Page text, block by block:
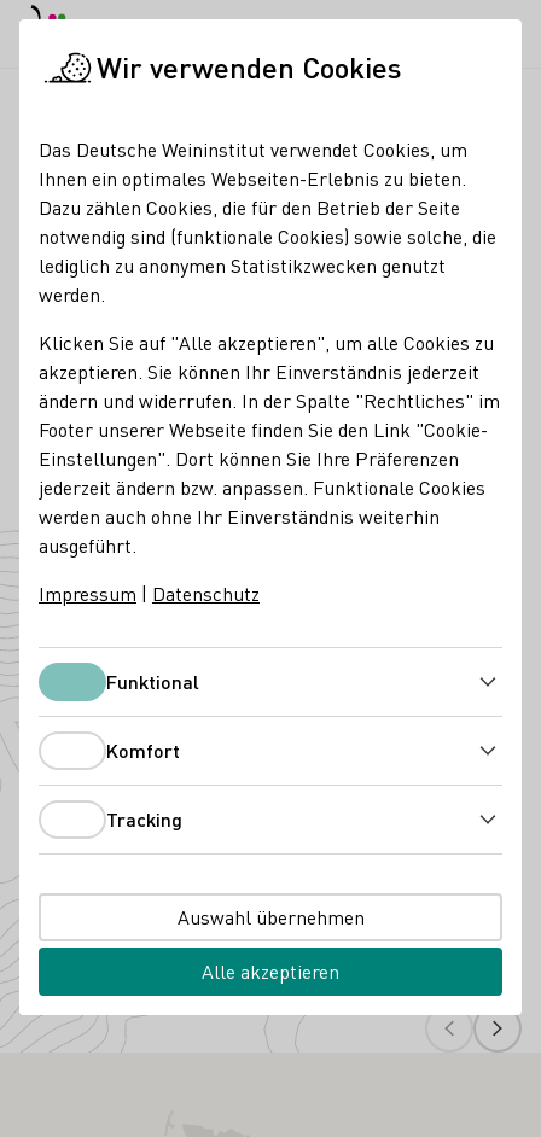
Weingut Karthäuserhof
KG
Mitgliedschaften
VDP - Verband Deutscher Prädikats- und Qualitätsweingüter
FAIR'N GREEN e.V
Kontakt
Weingut Karthäuserhof KG
54292 Trier Karthäuser Hof Mosel Deutschland
Angebaute Rebsorten
Riesling
Wir verwenden Cookies
Das Deutsche Weininstitut verwendet Cookies, um
Ihnen ein optimales Webseiten-Erlebnis zu bieten.
Dazu zählen Cookies, die für den Betrieb der Seite
notwendig sind (funktionale Cookies) sowie solche, die
lediglich zu anonymen Statistikzwecken genutzt
werden.
Klicken Sie auf "Alle akzeptieren", um alle Cookies zu
akzeptieren. Sie können Ihr Einverständnis jederzeit
ändern und widerrufen. In der Spalte "Rechtliches" im
Footer unserer Webseite finden Sie den Link "Cookie-
Einstellungen". Dort können Sie Ihre Präferenzen
jederzeit ändern bzw. anpassen. Funktionale Cookies
werden auch ohne Ihr Einverständnis weiterhin
ausgeführt.
Impressum | Datenschutz
FunktionalFunktional
Komfort
Tracking
Auswahl übernehmen
Alle akzeptieren